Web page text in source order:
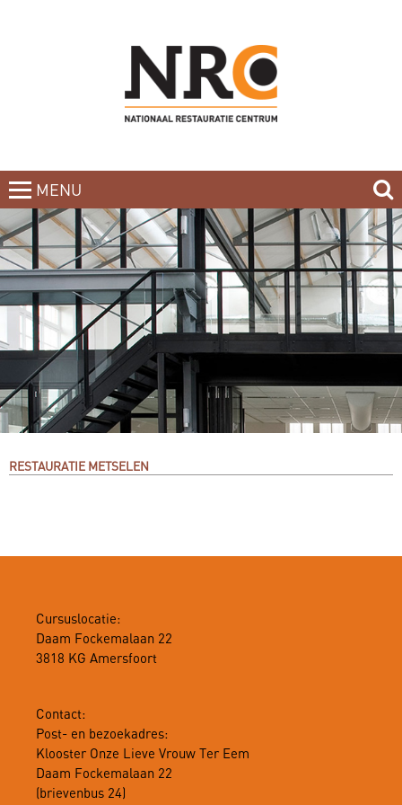
MENU
CLOSE
HOME
CURSUSAANBOD
BOEKEN
OVER DE DOCENTEN
INCOMPANY-CURSUS
BLOG
NIEUWSBRIEF
CONTACT
OVER ONS
PARTNERS
Cursuslocatie:
Daam Fockemalaan 22
3818 KG Amersfoort
Contact:
Post- en bezoekadres:
Klooster Onze Lieve Vrouw Ter Eem
Daam Fockemalaan 22
(brievenbus 24)
RESTAURATIE METSELEN